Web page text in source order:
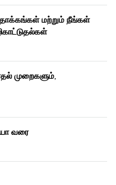
மற்றும் நீங்கள்
முறைகளும்,
வரை